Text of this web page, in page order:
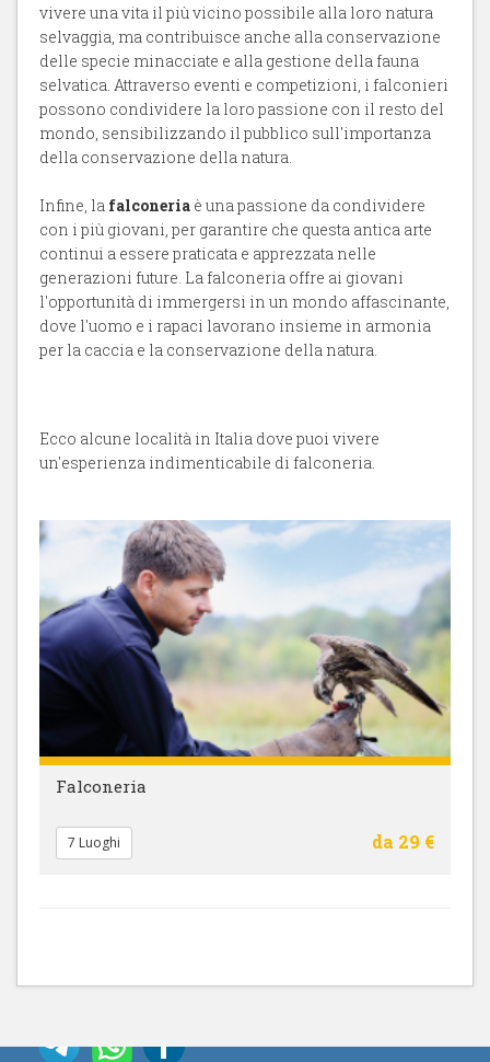
vivere una vita il più vicino possibile alla loro natura
selvaggia, ma contribuisce anche alla conservazione
delle specie minacciate e alla gestione della fauna
selvatica. Attraverso eventi e competizioni, i falconieri
possono condividere la loro passione con il resto del
mondo, sensibilizzando il pubblico sull'importanza
della conservazione della natura.
Infine, la falconeria è una passione da condividere
con i più giovani, per garantire che questa antica arte
continui a essere praticata e apprezzata nelle
generazioni future. La falconeria offre ai giovani
l'opportunità di immergersi in un mondo affascinante,
dove l'uomo e i rapaci lavorano insieme in armonia
per la caccia e la conservazione della natura.
Ecco alcune località in Italia dove puoi vivere
un'esperienza indimenticabile di falconeria.
Falconeria
da 29 €
7 Luoghi